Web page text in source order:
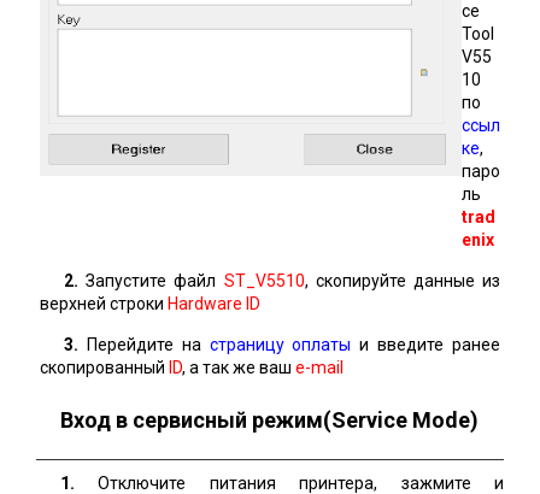
ce
Tool
V55
10
по
ссыл
ке,
паро
ль
trad
enix
2. Запустите файл ST_V5510, скопируйте данные из
верхней строки Hardware ID
3. Перейдите на страницу оплаты и введите ранее
скопированный ID, а так же ваш e-mail
Вход в сервисный режим(Service Mode)
1. Отключите питания принтера, зажмите и